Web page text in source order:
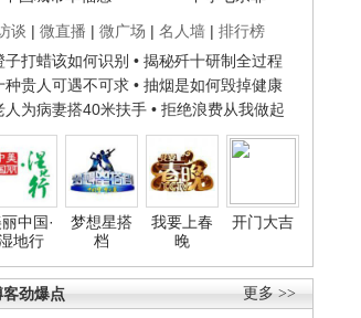
谈 | 微直播 | 微广场 | 名人墙 | 排行榜
子打蜡该如何识别 • 揭秘歼十研制全过程
种贵人可遇不可求 • 抽烟是如何毁掉健康
人为病妻搭40米扶手 • 拒绝浪费从我做起
中国·
地行
梦想星搭
档
我要上春
晚
开门大吉
更多 >>
客劲爆点